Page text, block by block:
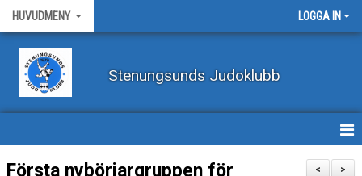
HUVUDMENY LOGGA IN
Stenungsunds Judoklubb
HEM
>
<
Första nybörjargruppen för